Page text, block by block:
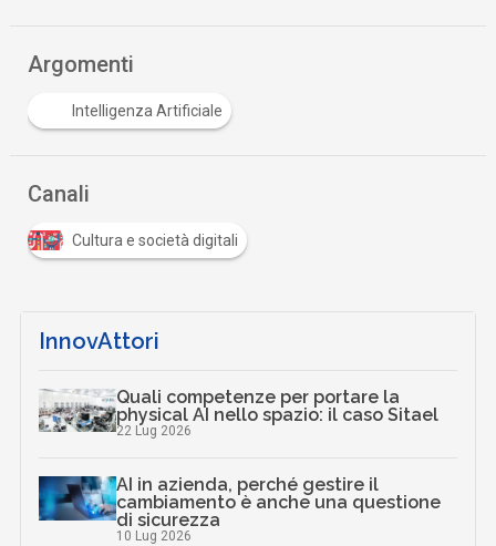
Argomenti
Intelligenza Artificiale
Canali
Cultura e società digitali
InnovAttori
Quali competenze per portare la
physical AI nello spazio: il caso Sitael
22 Lug 2026
AI in azienda, perché gestire il
cambiamento è anche una questione
di sicurezza
10 Lug 2026